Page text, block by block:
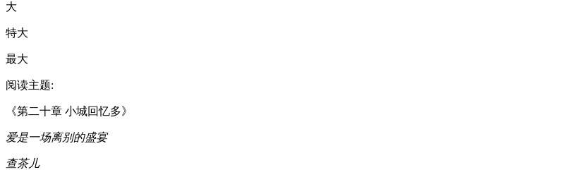
大
特大
最大
阅读主题:
《第二十章 小城回忆多》
爱是一场离别的盛宴
查茶儿